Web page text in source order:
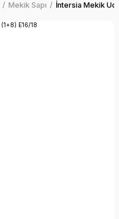
Mekik Sapı İntersia Mekik